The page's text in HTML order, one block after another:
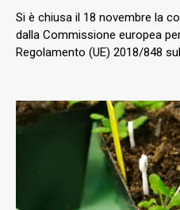
Si è chiusa il 18 novembre la
dalla Commissione europea
Regolamento (UE) 2018/848